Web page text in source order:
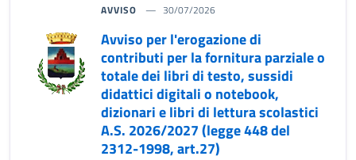
AVVISO 30/07/2026
Avviso per l'erogazione di
contributi per la fornitura parziale o
totale dei libri di testo, sussidi
didattici digitali o notebook,
dizionari e libri di lettura scolastici
A.S. 2026/2027 (legge 448 del
2312-1998, art.27)